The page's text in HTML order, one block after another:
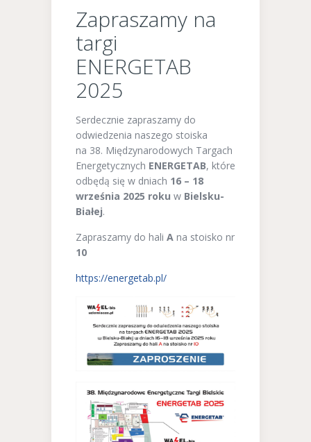
Zapraszamy na
targi
ENERGETAB
2025
Serdecznie zapraszamy do
odwiedzenia naszego stoiska
na 38. Międzynarodowych Targach
Energetycznych ENERGETAB, które
odbędą się w dniach 16 – 18
września 2025 roku w Bielsku-
Białej.
Zapraszamy do hali A na stoisko nr
10
https://energetab.pl/